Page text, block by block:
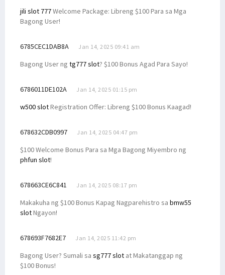
jili slot 777Welcome Package: Libreng $100 Para sa Mga
Bagong User!
6785CEC1DAB8A Jan 14, 2025 09:41 am
Bagong User ng tg777 slot? $100 Bonus Agad Para Sayo!
6786011DE102A Jan 14, 2025 01:15 pm
w500 slotRegistration Offer: Libreng $100 Bonus Kaagad!
678632CDB0997 Jan 14, 2025 04:47 pm
$100 Welcome Bonus Para sa Mga Bagong Miyembro ng
phfun slot!
678663CE6C841 Jan 14, 2025 08:17 pm
Makakuha ng $100 Bonus Kapag Nagparehistro sa bmw55
slotNgayon!
678693F7682E7 Jan 14, 2025 11:42 pm
Bagong User? Sumali sa sg777 slot at Makatanggap ng
$100 Bonus!